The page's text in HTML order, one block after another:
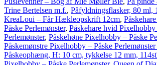
Trine Bertelsen m.f., Påfyldningsflasker, 80 ml,
KreaLoui – Får Hækleopskrift 12cm,
Påske Perlemønster, Påskehare hvid Pixelhobby
Perlemønster, Påskehøne Pixelhobby – Påske
Påskemønstre Pixelhobby – Påske
Påskeophæng, H: 10 cm, tykkelse 12 mm,